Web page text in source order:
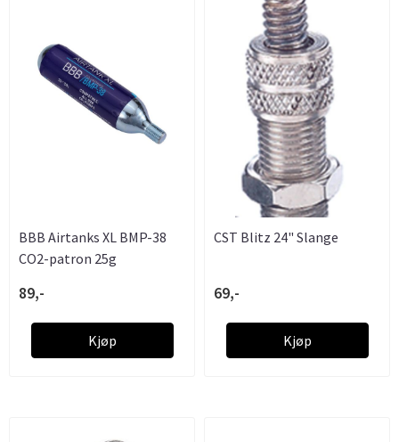
BBB Airtanks XL BMP-38
CO2-patron 25g
89,-
Kjøp
CST Blitz 24" Slange
69,-
Kjøp